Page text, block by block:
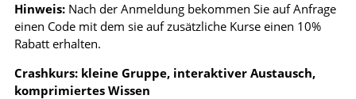
Hinweis: Nach der Anmeldung bekommen Sie auf Anfrage
einen Code mit dem sie auf zusätzliche Kurse einen 10%
Rabatt erhalten.
Crashkurs: kleine Gruppe, interaktiver Austausch,
komprimiertes Wissen